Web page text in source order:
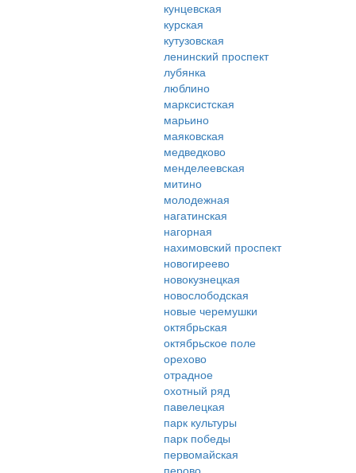
кунцевская
курская
кутузовская
ленинский проспект
лубянка
люблино
марксистская
марьино
маяковская
медведково
менделеевская
митино
молодежная
нагатинская
нагорная
нахимовский проспект
новогиреево
новокузнецкая
новослободская
новые черемушки
октябрьская
октябрьское поле
орехово
отрадное
охотный ряд
павелецкая
парк культуры
парк победы
первомайская
перово